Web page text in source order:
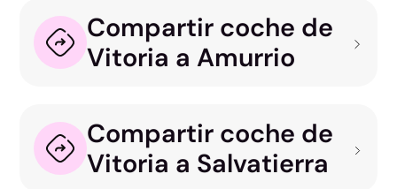
Compartir coche de
Vitoria a Amurrio
Compartir coche de
Vitoria a Salvatierra